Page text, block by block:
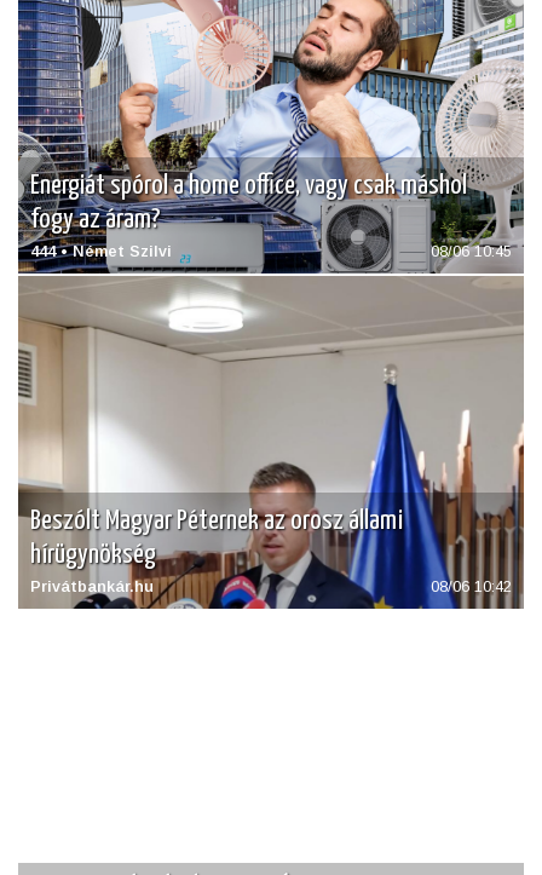
Energiát spórol a home office, vagy csak máshol
fogy az áram?
444 • Német Szilvi 08/06 10:45
Beszólt Magyar Péternek az orosz állami
hírügynökség
Privátbankár.hu 08/06 10:42